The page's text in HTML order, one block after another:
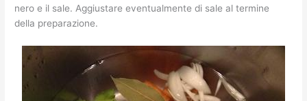
nero e il sale. Aggiustare eventualmente di sale al termine
della preparazione.